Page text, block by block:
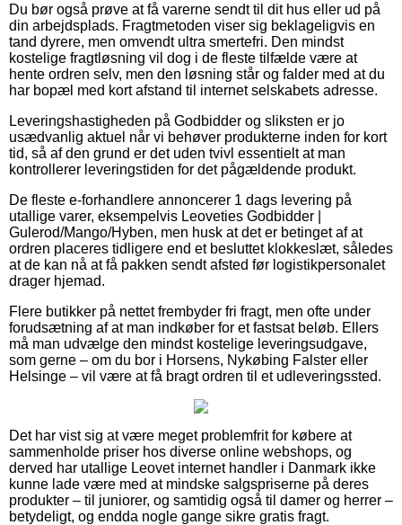
Du bør også prøve at få varerne sendt til dit hus eller ud på
din arbejdsplads. Fragtmetoden viser sig beklageligvis en
tand dyrere, men omvendt ultra smertefri. Den mindst
kostelige fragtløsning vil dog i de fleste tilfælde være at
hente ordren selv, men den løsning står og falder med at du
har bopæl med kort afstand til internet selskabets adresse.
Leveringshastigheden på Godbidder og sliksten er jo
usædvanlig aktuel når vi behøver produkterne inden for kort
tid, så af den grund er det uden tvivl essentielt at man
kontrollerer leveringstiden for det pågældende produkt.
De fleste e-forhandlere annoncerer 1 dags levering på
utallige varer, eksempelvis Leoveties Godbidder |
Gulerod/Mango/Hyben, men husk at det er betinget af at
ordren placeres tidligere end et besluttet klokkeslæt, således
at de kan nå at få pakken sendt afsted før logistikpersonalet
drager hjemad.
Flere butikker på nettet frembyder fri fragt, men ofte under
forudsætning af at man indkøber for et fastsat beløb. Ellers
må man udvælge den mindst kostelige leveringsudgave,
som gerne – om du bor i Horsens, Nykøbing Falster eller
Helsinge – vil være at få bragt ordren til et udleveringssted.
Det har vist sig at være meget problemfrit for købere at
sammenholde priser hos diverse online webshops, og
derved har utallige Leovet internet handler i Danmark ikke
kunne lade være med at mindske salgspriserne på deres
produkter – til juniorer, og samtidig også til damer og herrer –
betydeligt, og endda nogle gange sikre gratis fragt.